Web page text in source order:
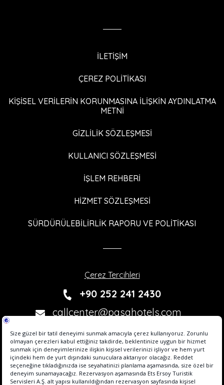
İLETİŞİM
ÇEREZ POLİTİKASI
KİŞİSEL VERİLERİN KORUNMASINA İLİŞKİN AYDINLATMA
METNİ
GİZLİLİK SÖZLEŞMESİ
KULLANICI SÖZLEŞMESİ
İŞLEM REHBERİ
HİZMET SÖZLEŞMESİ
SÜRDÜRÜLEBİLİRLİK RAPORU VE POLİTİKASI
Çerez Tercihleri
+90 252 241 2430
callcenter@pasahotels.com